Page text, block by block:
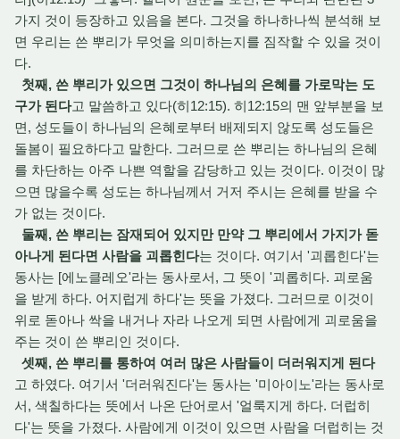
가지 것이 등장하고 있음을 본다. 그것을 하나하나씩 분석해 보
면 우리는 쓴 뿌리가 무엇을 의미하는지를 짐작할 수 있을 것이
다.
첫째, 쓴 뿌리가 있으면 그것이 하나님의 은혜를 가로막는 도
구가 된다고 말씀하고 있다(히12:15). 히12:15의 맨 앞부분을 보
면, 성도들이 하나님의 은혜로부터 배제되지 않도록 성도들은
돌봄이 필요하다고 말한다. 그러므로 쓴 뿌리는 하나님의 은혜
를 차단하는 아주 나쁜 역할을 감당하고 있는 것이다. 이것이 많
으면 많을수록 성도는 하나님께서 거저 주시는 은혜를 받을 수
가 없는 것이다.
둘째, 쓴 뿌리는 잠재되어 있지만 만약 그 뿌리에서 가지가 돋
아나게 된다면 사람을 괴롭힌다는 것이다. 여기서 '괴롭힌다'는
동사는 [에노클레오'라는 동사로서, 그 뜻이 '괴롭히다. 괴로움
을 받게 하다. 어지럽게 하다'는 뜻을 가졌다. 그러므로 이것이
위로 돋아나 싹을 내거나 자라 나오게 되면 사람에게 괴로움을
주는 것이 쓴 뿌리인 것이다.
셋째, 쓴 뿌리를 통하여 여러 많은 사람들이 더러워지게 된다
고 하였다. 여기서 '더러워진다'는 동사는 '미아이노'라는 동사로
서, 색칠하다는 뜻에서 나온 단어로서 '얼룩지게 하다. 더럽히
다'는 뜻을 가졌다. 사람에게 이것이 있으면 사람을 더럽히는 것